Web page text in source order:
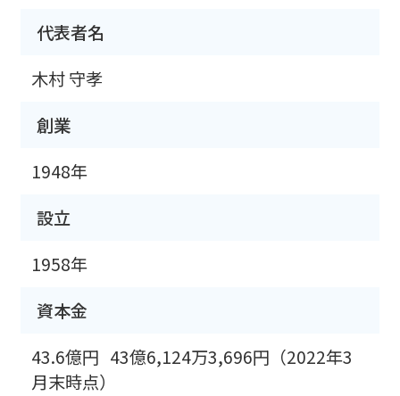
代表者名
木村 守孝
創業
1948年
設立
1958年
資本金
43.6億円 43億6,124万3,696円（2022年3
月末時点）